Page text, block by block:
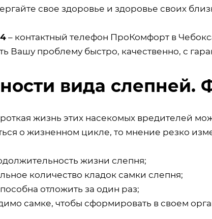
свое здоровье и здоровье своих
– контактный телефон ПроКомфорт в
Вашу проблему быстро, качественно, с
вида слепней.
жизнь этих насекомых вредителей
о жизненном цикле, то мнение резко
жизни слепня;
количество кладок самки слепня;
отложить за один раз;
самке, чтобы сформировать в своем